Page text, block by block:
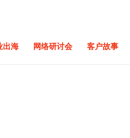
出海 网络研讨会 客户故事